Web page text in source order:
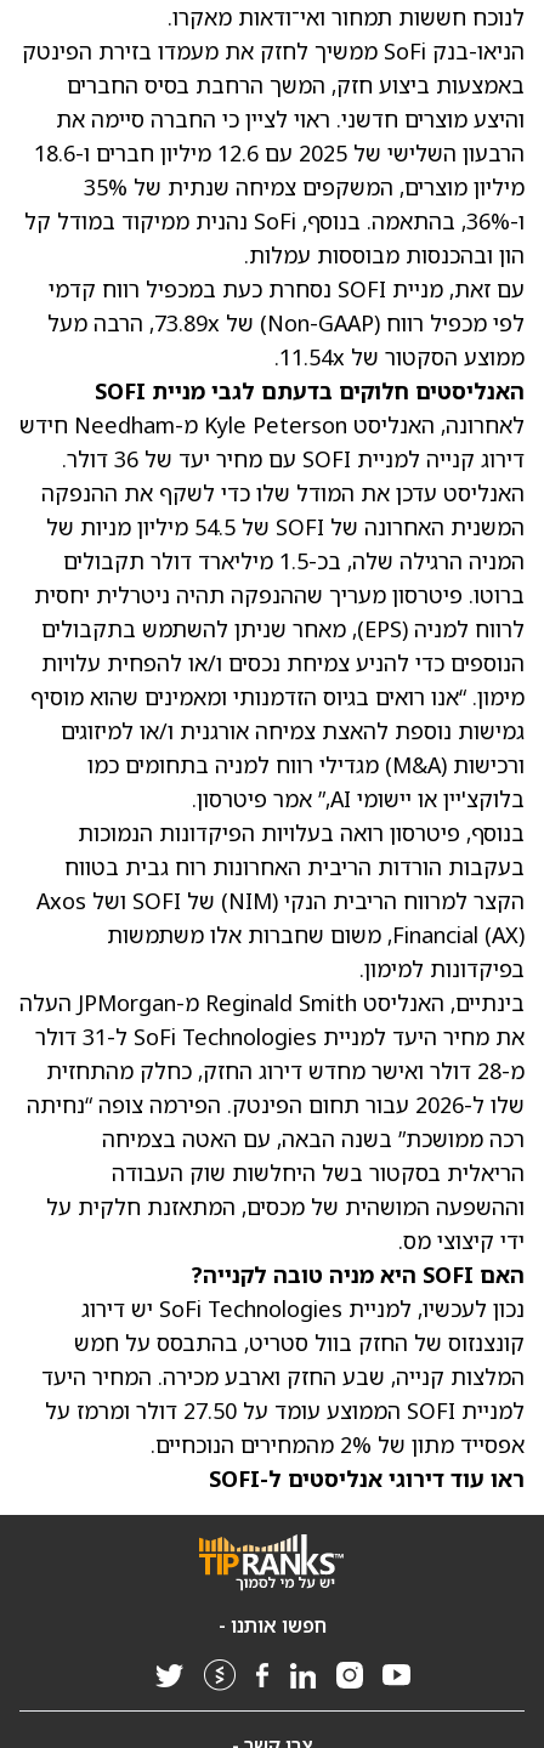
לנוכח חששות תמחור ואי־ודאות מאקרו.
הניאו-בנק SoFi ממשיך לחזק את מעמדו בזירת הפינטק
באמצעות ביצוע חזק, המשך הרחבת בסיס החברים
והיצע מוצרים חדשני. ראוי לציין כי החברה סיימה את
הרבעון השלישי של 2025 עם 12.6 מיליון חברים ו-18.6
מיליון מוצרים, המשקפים צמיחה שנתית של 35%
ו-36%, בהתאמה. בנוסף, SoFi נהנית ממיקוד במודל קל
הון ובהכנסות מבוססות עמלות.
עם זאת, מניית SOFI נסחרת כעת במכפיל רווח קדמי
לפי מכפיל רווח (Non-GAAP)
של 73.89x, הרבה מעל
ממוצע הסקטור של 11.54x.
האנליסטים חלוקים בדעתם לגבי מניית SOFI
לאחרונה, האנליסט Kyle Peterson מ-Needham חידש
דירוג קנייה למניית SOFI עם מחיר יעד של 36 דולר.
האנליסט עדכן את המודל שלו כדי לשקף את ההנפקה
המשנית האחרונה של SOFI של 54.5 מיליון מניות של
המניה הרגילה שלה, בכ-1.5 מיליארד דולר תקבולים
ברוטו. פיטרסון מעריך שההנפקה תהיה ניטרלית יחסית
לרווח למניה (EPS), מאחר שניתן להשתמש בתקבולים
הנוספים כדי להניע צמיחת נכסים ו/או להפחית עלויות
מימון. “אנו רואים בגיוס הזדמנותי ומאמינים שהוא מוסיף
גמישות נוספת להאצת צמיחה אורגנית ו/או למיזוגים
ורכישות (M&A) מגדילי רווח למניה בתחומים כמו
בלוקצ'יין או יישומי AI,” אמר פיטרסון.
בנוסף, פיטרסון רואה בעלויות הפיקדונות הנמוכות
בעקבות הורדות הריבית האחרונות רוח גבית בטווח
הקצר למרווח הריבית הנקי (NIM) של SOFI ושל Axos
Financial (AX)
, משום שחברות אלו משתמשות
בפיקדונות למימון.
בינתיים, האנליסט Reginald Smith מ-JPMorgan העלה
את מחיר היעד למניית SoFi Technologies ל-31 דולר
מ-28 דולר ואישר מחדש דירוג החזק, כחלק מהתחזית
שלו ל-2026 עבור תחום הפינטק. הפירמה צופה “נחיתה
רכה ממושכת” בשנה הבאה, עם האטה בצמיחה
הריאלית בסקטור בשל היחלשות שוק העבודה
וההשפעה המושהית של מכסים, המתאזנת חלקית על
ידי קיצוצי מס.
האם SOFI היא מניה טובה לקנייה?
נכון לעכשיו, למניית SoFi Technologies יש דירוג
קונצנזוס של החזק בוול סטריט, בהתבסס על חמש
המלצות קנייה, שבע החזק וארבע מכירה. המחיר היעד
למניית SOFI
הממוצע עומד על 27.50 דולר ומרמז על
אפסייד מתון של 2% מהמחירים הנוכחיים.
ראו עוד דירוגי אנליסטים ל-SOFI
חפשו אותנו -